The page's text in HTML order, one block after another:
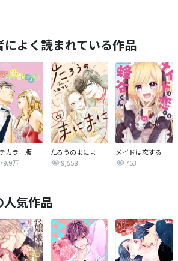
によく読まれている作品
【タテカラー版】さぁ、ラブの時間です！
万
たろうのまにまに【単話】
9,558
メイドは恋する蜂谷くん【マイクロ】
753
人気作品